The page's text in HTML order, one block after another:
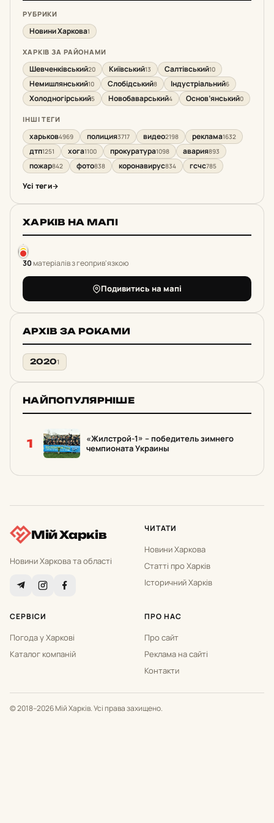
РУБРИКИ
Новини Харкова1
ХАРКІВ ЗА РАЙОНАМИ
Шевченківський20 Київський13 Салтівський10
Немишлянський10 Слобідський8 Індустріальний6
Холодногірський5 Новобаварський4 Основ’янський0
ІНШІ ТЕГИ
харьков4969 полиция3717 видео2198 реклама1632
дтп1251 хога1100 прокуратура1098 авария893
пожар842 фото838 коронавирус834 гсчс785
Усі теги
ХАРКІВ НА МАПІ
30матеріалів з геоприв'язкою
Подивитись на мапі
АРХІВ ЗА РОКАМИ
20201
НАЙПОПУЛЯРНІШЕ
1
«Жилстрой-1» – победитель зимнего
чемпионата Украины
Мій Харків
Новини Харкова та області
ЧИТАТИ
Новини Харкова
Статті про Харків
Історичний Харків
СЕРВІСИ
Погода у Харкові
Каталог компаній
ПРО НАС
Про сайт
Реклама на сайті
Контакти
© 2018–2026 Мій Харків. Усі права захищено.